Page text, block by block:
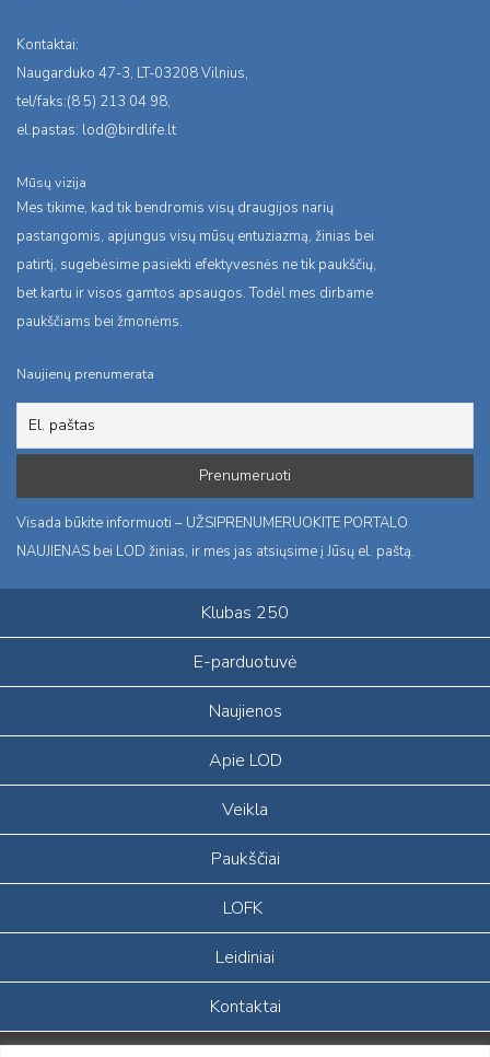
Kontaktai:
Naugarduko 47-3, LT-03208 Vilnius,
tel/faks:(8 5) 213 04 98,
el.pastas: lod@birdlife.lt
Mūsų vizija
Mes tikime, kad tik bendromis visų draugijos narių
pastangomis, apjungus visų mūsų entuziazmą, žinias bei
patirtį, sugebėsime pasiekti efektyvesnės ne tik paukščių,
bet kartu ir visos gamtos apsaugos. Todėl mes dirbame
paukščiams bei žmonėms.
Naujienų prenumerata
Visada būkite informuoti – UŽSIPRENUMERUOKITE PORTALO
NAUJIENAS bei LOD žinias, ir mes jas atsiųsime į Jūsų el. paštą.
Klubas 250
E-parduotuvė
Naujienos
Apie LOD
Veikla
Paukščiai
LOFK
Leidiniai
Kontaktai